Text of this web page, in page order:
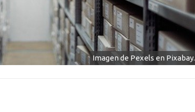
Imagen de Pexels en Pixabay.